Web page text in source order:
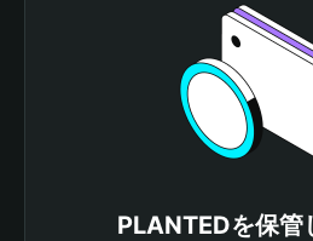
PLANTEDを保管